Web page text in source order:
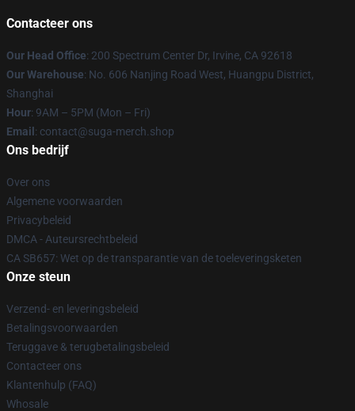
Contacteer ons
Our Head Office: 200 Spectrum Center Dr, Irvine, CA 92618
Our Warehouse: No. 606 Nanjing Road West, Huangpu District,
Shanghai
Hour: 9AM – 5PM (Mon – Fri)
Email : contact@suga-merch.shop
Ons bedrijf
Over ons
Algemene voorwaarden
Privacybeleid
DMCA - Auteursrechtbeleid
CA SB657: Wet op de transparantie van de toeleveringsketen
Onze steun
Verzend- en leveringsbeleid
Betalingsvoorwaarden
Teruggave & terugbetalingsbeleid
Contacteer ons
Klantenhulp (FAQ)
Whosale